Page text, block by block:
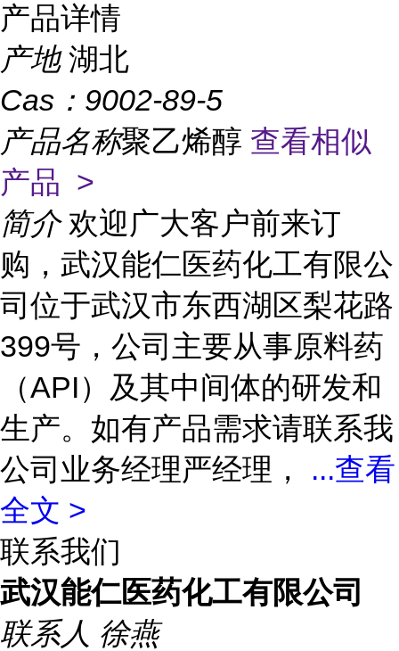
产品详情
产地 湖北
Cas： 9002-89-5
产品名称聚乙烯醇 查看相似
产品 >
简介 欢迎广大客户前来订
购，武汉能仁医药化工有限公
司位于武汉市东西湖区梨花路
399号，公司主要从事原料药
（API）及其中间体的研发和
生产。如有产品需求请联系我
公司业务经理严经理， ...查看
全文 >
联系我们
武汉能仁医药化工有限公司
联系人 徐燕